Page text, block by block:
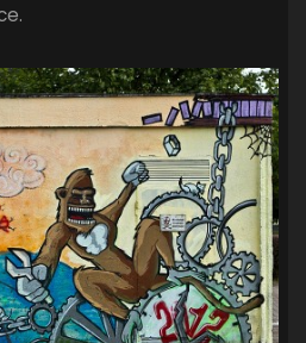
LUBIN